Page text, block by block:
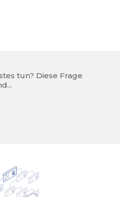
tun? Diese Frage